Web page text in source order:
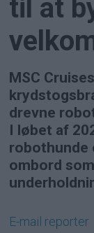
til at
MSC
drevne
I løbet af
robothunde
ombord
E-mail reporter